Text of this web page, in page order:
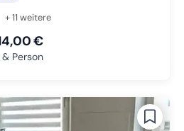
+ 11 weitere
€
Person